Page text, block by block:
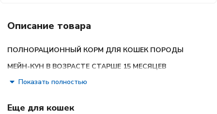
Описание товара
ПОЛНОРАЦИОННЫЙ КОРМ ДЛЯ КОШЕК ПОРОДЫ
МЕЙН-КУН В ВОЗРАСТЕ СТАРШЕ 15 МЕСЯЦЕВ
Показать полностью
Еще для кошек